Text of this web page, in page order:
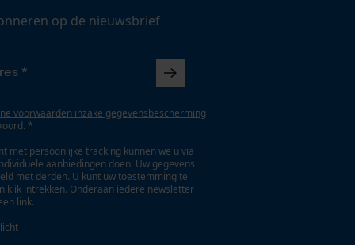
op de nieuwsbrief
voorwaarden inzake gegevensbescherming
*
met persoonlijke tracking kunnen we u via
aanbiedingen doen. Uw gegevens
met derden. U kunt uw toestemming te
klik intrekken. Onderaan iedere newsletter
link.